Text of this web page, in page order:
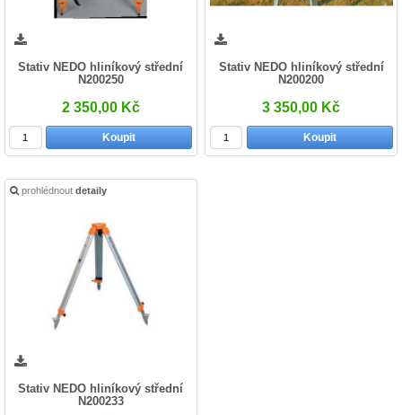
Stativ NEDO hliníkový střední
N200250
2 350,00 Kč
Koupit
Stativ NEDO hliníkový střední
N200200
3 350,00 Kč
Koupit
prohlédnout detaily
Stativ NEDO hliníkový střední
N200233